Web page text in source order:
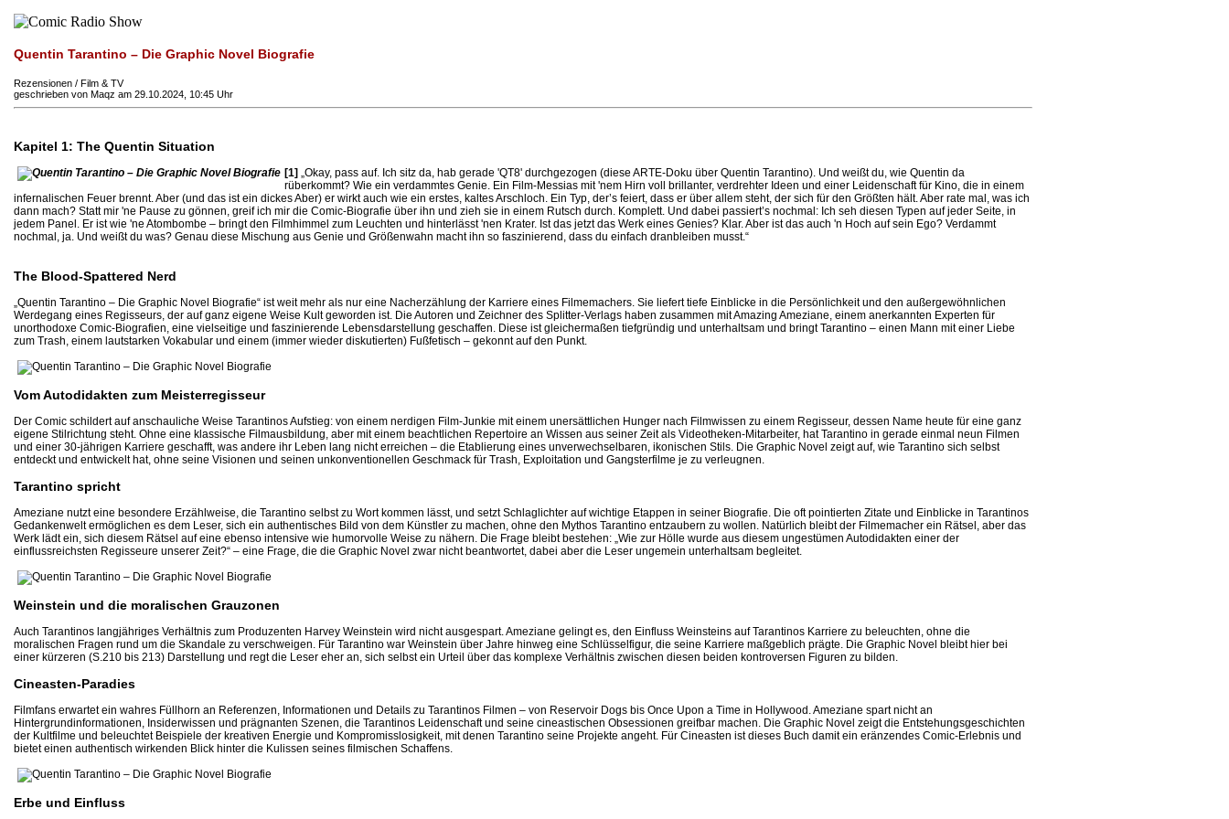
Quentin Tarantino – Die Graphic Novel Biografie
Rezensionen / Film & TV
geschrieben von Maqz am 29.10.2024, 10:45 Uhr
Kapitel 1: The Quentin Situation
[1] „Okay, pass auf. Ich sitz da, hab gerade 'QT8' durchgezogen (diese ARTE-Doku über Quentin Tarantino). Und weißt du, wie Quentin da
rüberkommt? Wie ein verdammtes Genie. Ein Film-Messias mit 'nem Hirn voll brillanter, verdrehter Ideen und einer Leidenschaft für Kino, die in einem
infernalischen Feuer brennt. Aber (und das ist ein dickes Aber) er wirkt auch wie ein erstes, kaltes Arschloch. Ein Typ, der’s feiert, dass er über allem steht, der sich für den Größten hält. Aber rate mal, was ich
dann mach? Statt mir 'ne Pause zu gönnen, greif ich mir die Comic-Biografie über ihn und zieh sie in einem Rutsch durch. Komplett. Und dabei passiert’s nochmal: Ich seh diesen Typen auf jeder Seite, in
jedem Panel. Er ist wie 'ne Atombombe – bringt den Filmhimmel zum Leuchten und hinterlässt 'nen Krater. Ist das jetzt das Werk eines Genies? Klar. Aber ist das auch 'n Hoch auf sein Ego? Verdammt
nochmal, ja. Und weißt du was? Genau diese Mischung aus Genie und Größenwahn macht ihn so faszinierend, dass du einfach dranbleiben musst.“
The Blood-Spattered Nerd
„Quentin Tarantino – Die Graphic Novel Biografie“ ist weit mehr als nur eine Nacherzählung der Karriere eines Filmemachers. Sie liefert tiefe Einblicke in die Persönlichkeit und den außergewöhnlichen
Werdegang eines Regisseurs, der auf ganz eigene Weise Kult geworden ist. Die Autoren und Zeichner des Splitter-Verlags haben zusammen mit Amazing Ameziane, einem anerkannten Experten für
unorthodoxe Comic-Biografien, eine vielseitige und faszinierende Lebensdarstellung geschaffen. Diese ist gleichermaßen tiefgründig und unterhaltsam und bringt Tarantino – einen Mann mit einer Liebe
zum Trash, einem lautstarken Vokabular und einem (immer wieder diskutierten) Fußfetisch – gekonnt auf den Punkt.
Vom Autodidakten zum Meisterregisseur
Der Comic schildert auf anschauliche Weise Tarantinos Aufstieg: von einem nerdigen Film-Junkie mit einem unersättlichen Hunger nach Filmwissen zu einem Regisseur, dessen Name heute für eine ganz
eigene Stilrichtung steht. Ohne eine klassische Filmausbildung, aber mit einem beachtlichen Repertoire an Wissen aus seiner Zeit als Videotheken-Mitarbeiter, hat Tarantino in gerade einmal neun Filmen
und einer 30-jährigen Karriere geschafft, was andere ihr Leben lang nicht erreichen – die Etablierung eines unverwechselbaren, ikonischen Stils. Die Graphic Novel zeigt auf, wie Tarantino sich selbst
entdeckt und entwickelt hat, ohne seine Visionen und seinen unkonventionellen Geschmack für Trash, Exploitation und Gangsterfilme je zu verleugnen.
Tarantino spricht
Ameziane nutzt eine besondere Erzählweise, die Tarantino selbst zu Wort kommen lässt, und setzt Schlaglichter auf wichtige Etappen in seiner Biografie. Die oft pointierten Zitate und Einblicke in Tarantinos
Gedankenwelt ermöglichen es dem Leser, sich ein authentisches Bild von dem Künstler zu machen, ohne den Mythos Tarantino entzaubern zu wollen. Natürlich bleibt der Filmemacher ein Rätsel, aber das
Werk lädt ein, sich diesem Rätsel auf eine ebenso intensive wie humorvolle Weise zu nähern. Die Frage bleibt bestehen: „Wie zur Hölle wurde aus diesem ungestümen Autodidakten einer der
einflussreichsten Regisseure unserer Zeit?“ – eine Frage, die die Graphic Novel zwar nicht beantwortet, dabei aber die Leser ungemein unterhaltsam begleitet.
Weinstein und die moralischen Grauzonen
Auch Tarantinos langjähriges Verhältnis zum Produzenten Harvey Weinstein wird nicht ausgespart. Ameziane gelingt es, den Einfluss Weinsteins auf Tarantinos Karriere zu beleuchten, ohne die
moralischen Fragen rund um die Skandale zu verschweigen. Für Tarantino war Weinstein über Jahre hinweg eine Schlüsselfigur, die seine Karriere maßgeblich prägte. Die Graphic Novel bleibt hier bei
einer kürzeren (S.210 bis 213) Darstellung und regt die Leser eher an, sich selbst ein Urteil über das komplexe Verhältnis zwischen diesen beiden kontroversen Figuren zu bilden.
Cineasten-Paradies
Filmfans erwartet ein wahres Füllhorn an Referenzen, Informationen und Details zu Tarantinos Filmen – von Reservoir Dogs bis Once Upon a Time in Hollywood. Ameziane spart nicht an
Hintergrundinformationen, Insiderwissen und prägnanten Szenen, die Tarantinos Leidenschaft und seine cineastischen Obsessionen greifbar machen. Die Graphic Novel zeigt die Entstehungsgeschichten
der Kultfilme und beleuchtet Beispiele der kreativen Energie und Kompromisslosigkeit, mit denen Tarantino seine Projekte angeht. Für Cineasten ist dieses Buch damit ein eränzendes Comic-Erlebnis und
bietet einen authentisch wirkenden Blick hinter die Kulissen seines filmischen Schaffens.
Erbe und Einfluss